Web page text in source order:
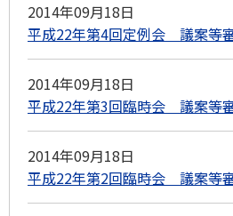
2014年09月18日
平成22年第4回定例会 議案等
2014年09月18日
平成22年第3回臨時会 議案等
2014年09月18日
平成22年第2回臨時会 議案等